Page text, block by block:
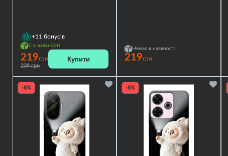
+11 бонусів
Є в наявності
219грн
239 грн
Купити
Немає в наявності
219грн
-8% -8%